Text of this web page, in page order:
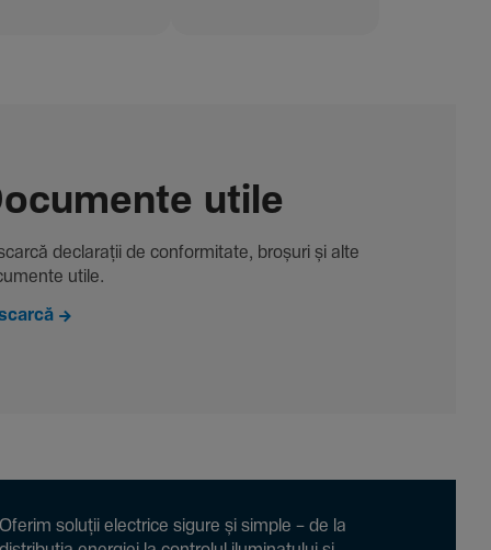
utile
decla­rații de conformitate, broșuri și alte
utile.
soluții electrice sigure și simple – de la